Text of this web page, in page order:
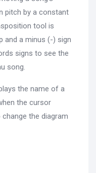
pitch by a constant
tool is
and a minus (-) sign
signs to see the
song.
the name of a
the cursor
the diagram